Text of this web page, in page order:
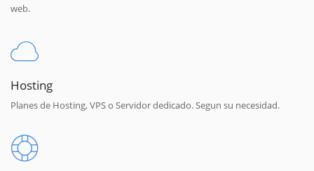
web.
Hosting
Planes de Hosting, VPS o Servidor dedicado. Segun su necesidad.